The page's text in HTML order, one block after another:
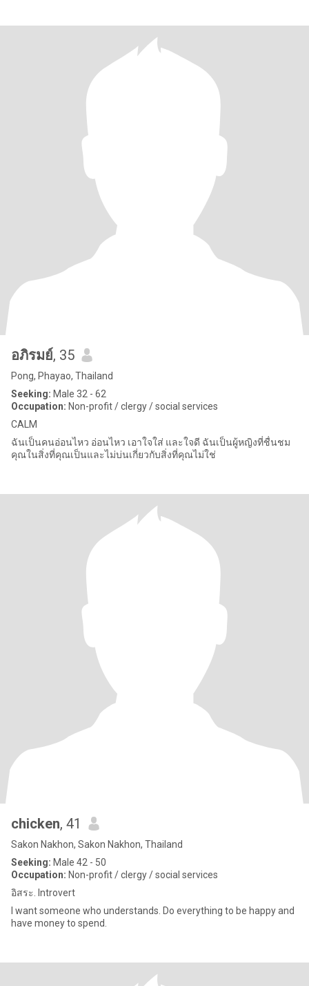
อภิรมย์, 35
Pong, Phayao, Thailand
Seeking: Male 32 - 62
Occupation: Non-profit / clergy / social services
CALM
ฉันเป็นคนอ่อนไหว อ่อนไหว เอาใจใส่ และใจดี ฉันเป็นผู้หญิงที่ชื่นชม
คุณในสิ่งที่คุณเป็นและไม่บ่นเกี่ยวกับสิ่งที่คุณไม่ใช่
chicken, 41
Sakon Nakhon, Sakon Nakhon, Thailand
Seeking: Male 42 - 50
Occupation: Non-profit / clergy / social services
อิสระ. Introvert
I want someone who understands. Do everything to be happy and
have money to spend.